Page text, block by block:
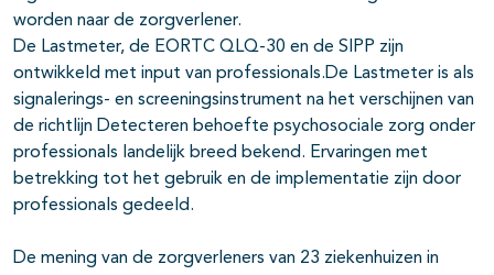
worden naar de zorgverlener.
De Lastmeter, de EORTC QLQ-30 en de SIPP zijn
ontwikkeld met input van professionals.De Lastmeter is als
signalerings- en screeningsinstrument na het verschijnen van
de richtlijn Detecteren behoefte psychosociale zorg onder
professionals landelijk breed bekend. Ervaringen met
betrekking tot het gebruik en de implementatie zijn door
professionals gedeeld.
De mening van de zorgverleners van 23 ziekenhuizen in